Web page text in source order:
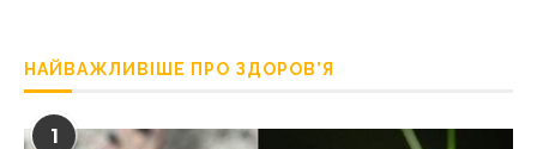
НАЙВАЖЛИВІШЕ ПРО ЗДОРОВ’Я
1